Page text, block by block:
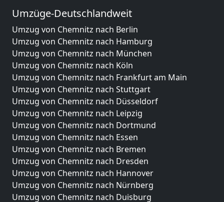
Umzüge-Deutschlandweit
Umzug von Chemnitz nach Berlin
Umzug von Chemnitz nach Hamburg
Umzug von Chemnitz nach München
Umzug von Chemnitz nach Köln
Umzug von Chemnitz nach Frankfurt am Main
Umzug von Chemnitz nach Stuttgart
Umzug von Chemnitz nach Düsseldorf
Umzug von Chemnitz nach Leipzig
Umzug von Chemnitz nach Dortmund
Umzug von Chemnitz nach Essen
Umzug von Chemnitz nach Bremen
Umzug von Chemnitz nach Dresden
Umzug von Chemnitz nach Hannover
Umzug von Chemnitz nach Nürnberg
Umzug von Chemnitz nach Duisburg